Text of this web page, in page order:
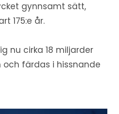
gynnsamt sätt,
175:e år.
nu cirka 18 miljarder
färdas i hissnande